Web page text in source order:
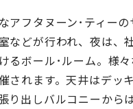
アフタヌーン･ティー
などが行われ、夜は、
るボール･ルーム。様
されます。天井はデッ
り出しバルコニーから